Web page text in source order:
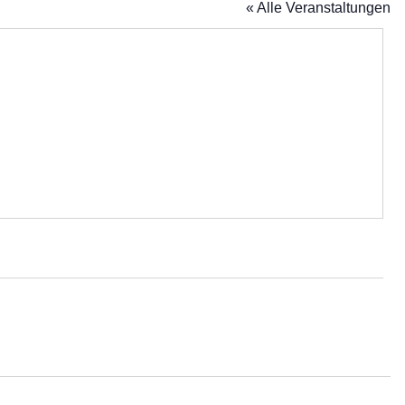
« Alle Veranstaltungen